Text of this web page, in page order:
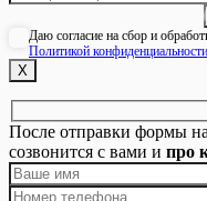
Даю согласие на сбор и
Политикой конфиденциальности
Х
После отправки формы
созвонится с вами и про